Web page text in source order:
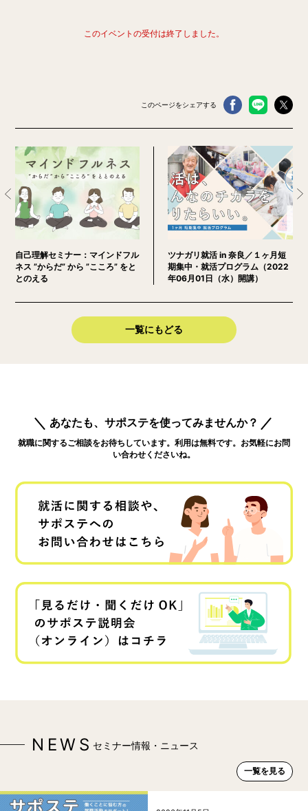
このイベントの受付は終了しました。
このページをシェアする
自己理解セミナー：マインドフル
ネス ”からだ” から ”こころ” をと
とのえる
ツナガリ就活 in 奈良／１ヶ月短
期集中・就活プログラム（2022
年06月01日（水）開講）
一覧にもどる
あなたも、サポステを使ってみませんか？
就職に関するご相談をお待ちしています。利用は無料です。お気軽にお問
い合わせくださいね。
NEWS セミナー情報・ニュース
一覧を見る